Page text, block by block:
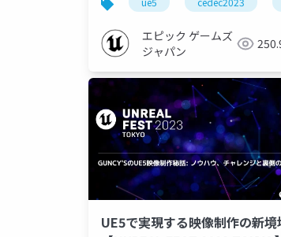
エピック ゲームズ
ジャパン
UE5で実現する映像制作の新境